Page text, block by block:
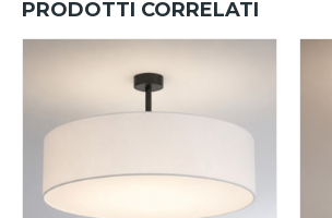
PRODOTTI CORRELATI